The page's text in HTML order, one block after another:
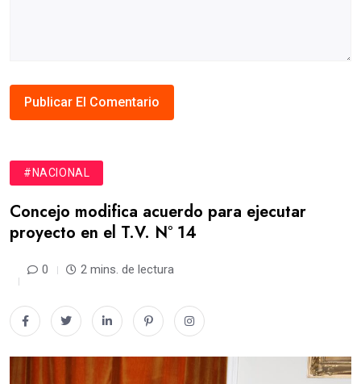
#NACIONAL
Concejo modifica acuerdo para ejecutar
proyecto en el T.V. N° 14
0 2 mins. de lectura